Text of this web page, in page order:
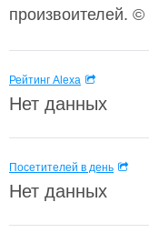
произвоителей.
Рейтинг Alexa
Нет данных
Посетителей в день
Нет данных